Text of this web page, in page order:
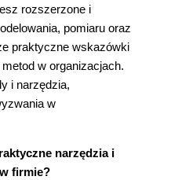
rozszerzone i
pomiaru oraz
praktyczne wskazówki
w organizacjach.
i narzędzia,
w
narzędzia i
firmie?